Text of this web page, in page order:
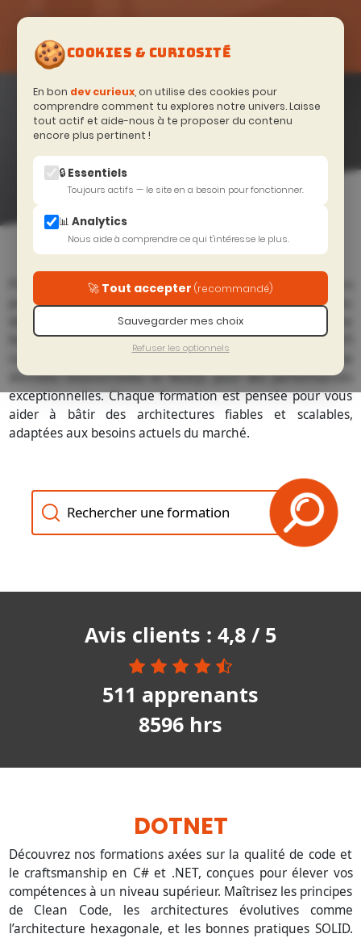
🍪COOKIES & CURIOSITÉ
En bon dev curieux, on utilise des cookies pour
comprendre comment tu explores notre univers. Laisse
tout actif et aide-nous à te proposer du contenu
encore plus pertinent !
🔒 Essentiels
Toujours actifs — le site en a besoin pour fonctionner.
📊 Analytics
Nous aide à comprendre ce qui t'intéresse le plus.
🚀 Tout accepter (recommandé)
Sauvegarder mes choix
Refuser les optionnels
BACK END—
CATALOGUE
Accueil > Excellence Technique > Back end
Plongez dans l’univers du back-end avec nos formations
pointues, idéales pour maîtriser les fondations solides du
développement. Explorez des technologies phares comme
Node.js, .NET Core, asp.net core, pour concevoir des API
robustes et sécurisées. Apprenez à optimiser vos bases de
données relationnelles et NoSQL pour des performances
exceptionnelles. Chaque formation est pensée pour vous
aider à bâtir des architectures fiables et scalables,
adaptées aux besoins actuels du marché.
Recherche des formations
Avis clients : 4,8 / 5
511 apprenants
8596 hrs
DOTNET
Découvrez nos formations axées sur la qualité de code et
le craftsmanship en C# et .NET, conçues pour élever vos
compétences à un niveau supérieur. Maîtrisez les principes
de Clean Code, les architectures évolutives comme
l’architecture hexagonale, et les bonnes pratiques SOLID.